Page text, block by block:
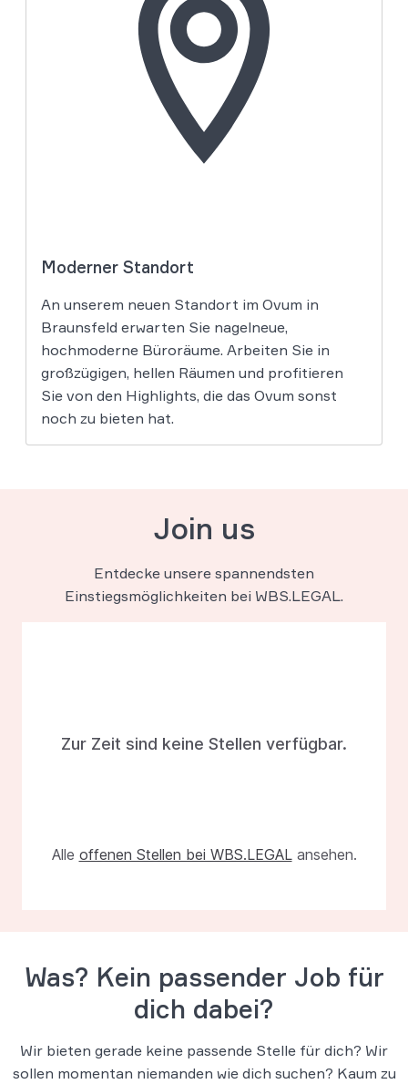
Moderner Standort
An unserem neuen Standort im Ovum in
Braunsfeld erwarten Sie nagelneue,
hochmoderne Büroräume. Arbeiten Sie in
großzügigen, hellen Räumen und profitieren
Sie von den Highlights, die das Ovum sonst
noch zu bieten hat.
Join us
Entdecke unsere spannendsten
Einstiegsmöglichkeiten bei WBS.LEGAL.
Zur Zeit sind keine Stellen verfügbar.
Alle offenen Stellen bei WBS.LEGALansehen.
Was? Kein passender Job für
dich dabei?
Wir bieten gerade keine passende Stelle für dich? Wir
sollen momentan niemanden wie dich suchen? Kaum zu